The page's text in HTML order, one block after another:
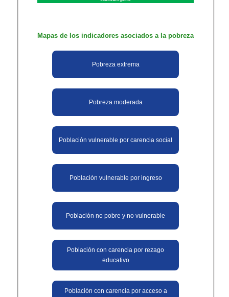
Mapas de los indicadores asociados a la pobreza
Pobreza extrema
Pobreza moderada
Población vulnerable por carencia social
Población vulnerable por ingreso
Población no pobre y no vulnerable​
Población con carencia por rezago
educativo​
Población con carencia por acceso a